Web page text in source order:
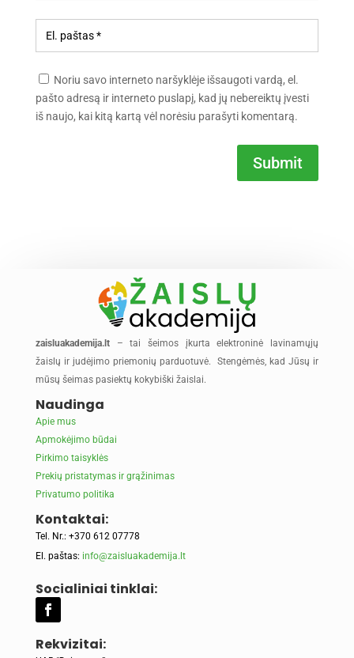
Noriu savo interneto naršyklėje išsaugoti vardą, el.
pašto adresą ir interneto puslapį, kad jų nebereiktų įvesti
iš naujo, kai kitą kartą vėl norėsiu parašyti komentarą.
Submit
zaisluakademija.lt
– tai šeimos įkurta elektroninė lavinamųjų
žaislų ir judėjimo priemonių parduotuvė. Stengėmės, kad Jūsų ir
mūsų šeimas pasiektų kokybiški žaislai.
Naudinga
Apie mus
Apmokėjimo būdai
Pirkimo taisyklės
Prekių pristatymas ir grąžinimas
Privatumo politika
Kontaktai:
Tel. Nr.: +370 612 07778
El. paštas: info@zaisluakademija.lt
Socialiniai tinklai:
Rekvizitai: